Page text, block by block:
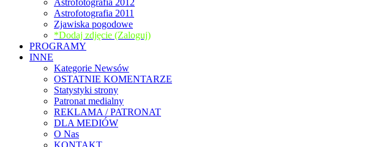
Astrofotografia 2012
Astrofotografia 2011
Zjawiska pogodowe
*Dodaj zdjęcie (Zaloguj)
PROGRAMY
INNE
Kategorie Newsów
OSTATNIE KOMENTARZE
Statystyki strony
Patronat medialny
REKLAMA / PATRONAT
DLA MEDIÓW
O Nas
KONTAKT